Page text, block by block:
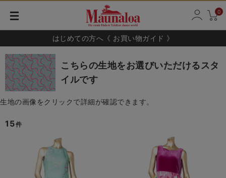
0
はじめての方へ《 お買い物ガイド 》
こちらの生地をお選びいただけるスタ
イルです
生地の画像をクリックで詳細が確認できます。
15件